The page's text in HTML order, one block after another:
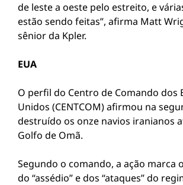
de leste a oeste pelo estreito, e
estão sendo feitas”, afirma Matt
sênior da Kpler.
EUA
O perfil do Centro de Comando dos
Unidos (CENTCOM) afirmou na
destruído os onze navios iranianos
Golfo de Omã.
Segundo o comando, a ação marca
do “assédio” e dos “ataques” do